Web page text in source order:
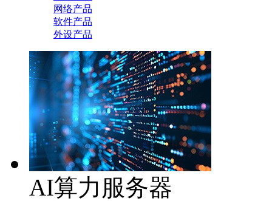
网络产品
软件产品
外设产品
AI算力服务器